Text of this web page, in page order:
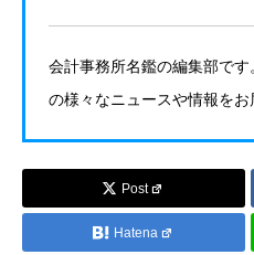
会計事務所名鑑の編集部で
の様々なニュースや情報をお
Post
Hatena